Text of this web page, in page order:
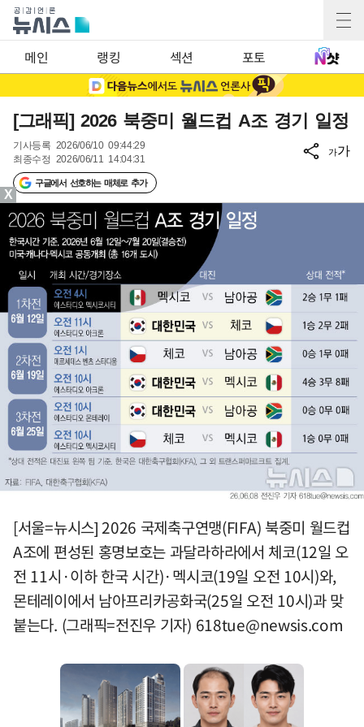
메인 랭킹 섹션 포토
[그래픽] 2026 북중미 월드컵 A조 경기 일정
기사등록 2026/06/10 09:44:29
최종수정 2026/06/11 14:04:31
구글에서 선호하는 매체로 추가
가가
[서울=뉴시스] 2026 국제축구연맹(FIFA) 북중미 월드컵
A조에 편성된 홍명보호는 과달라하라에서 체코(12일 오
전 11시·이하 한국 시간)·멕시코(19일 오전 10시)와,
몬테레이에서 남아프리카공화국(25일 오전 10시)과 맞
붙는다. (그래픽=전진우 기자) 618tue@newsis.com
X